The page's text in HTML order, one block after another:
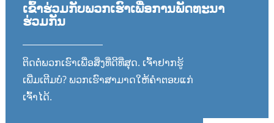
ເຂົ້າຮ່ວມກັບພວກເຮົາເພື່ອການພັດທະນາ
ຮ່ວມກັນ
ຕິດຕໍ່ພວກເຮົາເພື່ອສິ່ງທີ່ດີທີ່ສຸດ. ເຈົ້າຢາກຮູ້
ເພີ່ມເຕີມບໍ? ພວກເຮົາສາມາດໃຫ້ຄຳຕອບແກ່
ເຈົ້າໄດ້.